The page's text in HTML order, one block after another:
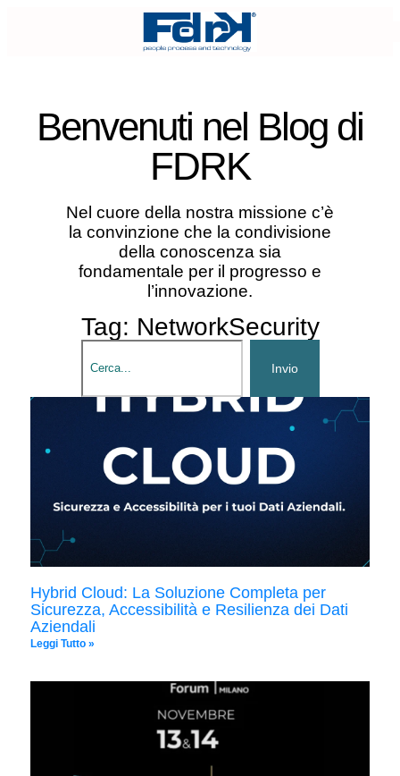
Benvenuti nel Blog di
FDRK
Nel cuore della nostra missione c’è
la convinzione che la condivisione
della conoscenza sia
fondamentale per il progresso e
l’innovazione.
Tag: NetworkSecurity
Invio
Hybrid Cloud: La Soluzione Completa per
Sicurezza, Accessibilità e Resilienza dei Dati
Aziendali
Leggi Tutto »